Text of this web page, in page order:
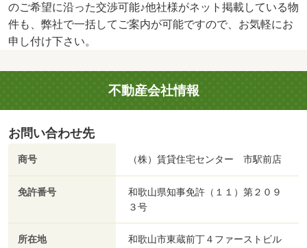
のご希望に沿った交渉可能♪他社様がネット掲載している物
件も、弊社で一括してご案内が可能ですので、お気軽にお
申し付け下さい。
不動産会社情報
お問い合わせ先
商号 （株）賃貸住宅センター 市駅前店
免許番号
和歌山県知事免許（１１）第２０９
３号
所在地
和歌山市東蔵前丁４ファーストビル